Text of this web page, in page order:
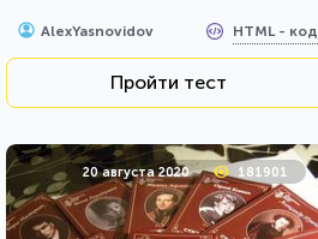
AlexYasnovidov HTML - код
Пройти тест
20 августа 2020 181901